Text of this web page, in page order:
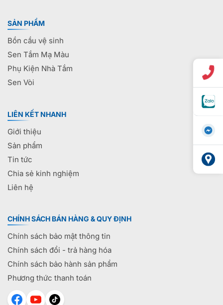
SẢN PHẨM
Bồn cầu vệ sinh
Sen Tắm Mạ Màu
Phụ Kiện Nhà Tắm
Sen Vòi
LIÊN KẾT NHANH
Giới thiệu
Sản phẩm
Tin tức
Chia sẻ kinh nghiệm
Liên hệ
CHÍNH SÁCH BÁN HÀNG & QUY ĐỊNH
Chính sách bảo mật thông tin
Chính sách đổi - trả hàng hóa
Chính sách bảo hành sản phẩm
Phương thức thanh toán